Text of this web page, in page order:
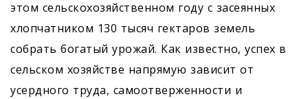
этом сельскохозяйственном году с засеянных
хлопчатником 130 тысяч гектаров земель
собрать богатый урожай. Как известно, успех в
сельском хозяйстве напрямую зависит от
усердного труда, самоотверженности и